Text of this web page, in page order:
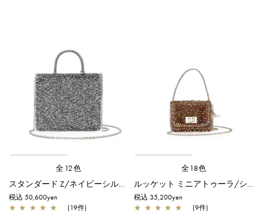
全12色
スタンダード Z/ネイビーシルバー
税込 50,600yen
★ ★ ★ ★ ★ (19件)
全18色
ルッケット ミニアトゥーラ/シャンパンマルチ
税込 35,200yen
★ ★ ★ ★ ★ (9件)